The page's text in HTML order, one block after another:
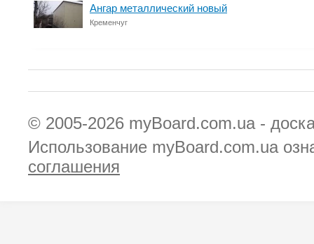
Ангар металлический новый
Кременчуг
© 2005-2026 myBoard.com.ua -
Использование myBoard.com.ua
соглашения